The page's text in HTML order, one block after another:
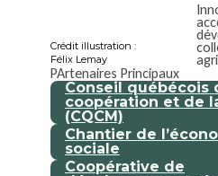
Crédit illustration :
Félix Lemay
PArtenaires Principaux
Conseil québécois
coopération et de
(CQCM)
Chantier de
sociale
Coopérative de